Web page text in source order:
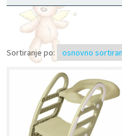
Sortiranje po: